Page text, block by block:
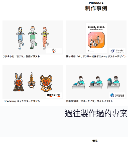
過往製作過的專案